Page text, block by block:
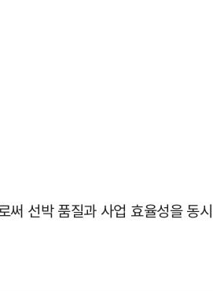
선박 품질과 사업 효율성을 동